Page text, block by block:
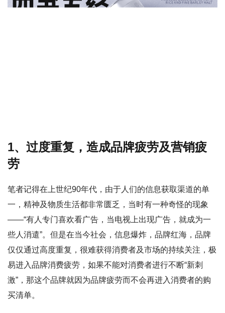
1、过度重复，造成品牌疲劳及营销疲
劳
笔者记得在上世纪90年代，由于人们的信息获取渠道的单
一，精神及物质生活都非常匮乏，当时有一种奇怪的现象
——“有人专门喜欢看广告，当电视上出现广告，就成为一
些人消遣”。但是在当今社会，信息爆炸，品牌红海，品牌
仅仅通过高度重复，很难获得消费者及市场的持续关注，极
易进入品牌消费疲劳，如果不能对消费者进行不断“新刺
激”，那这个品牌就因为品牌疲劳而不会再进入消费者的购
买清单。